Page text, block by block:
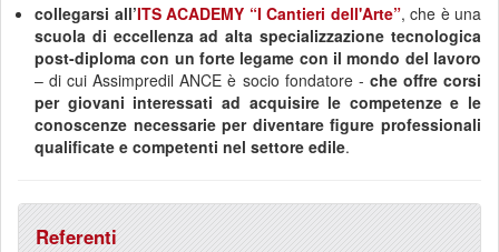
collegarsi all’ITS ACADEMY “I Cantieri dell'Arte”, che è una
scuola di eccellenza ad alta specializzazione tecnologica
post-diploma con un forte legame con il mondo del lavoro
– di cui Assimpredil ANCE è socio fondatore - che offre corsi
per giovani interessati ad acquisire le competenze e le
conoscenze necessarie per diventare figure professionali
qualificate e competenti nel settore edile.
Referenti